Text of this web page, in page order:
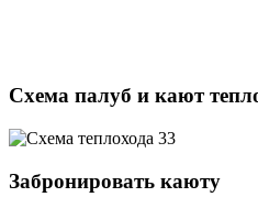
Схема палуб и кают
Забронировать каюту